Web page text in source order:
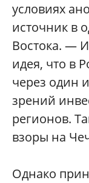
условиях
источник в
Востока. —
идея, что в
через один
зрений
регионов.
взоры на
Однако